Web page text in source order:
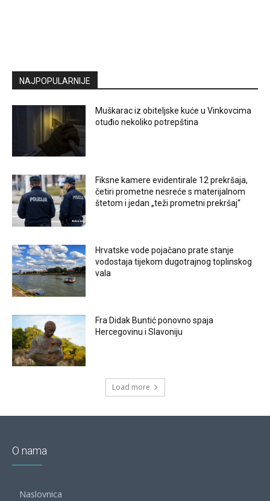
NAJPOPULARNIJE
Muškarac iz obiteljske kuće u Vinkovcima
otuđio nekoliko potrepština
Fiksne kamere evidentirale 12 prekršaja,
četiri prometne nesreće s materijalnom
štetom i jedan „teži prometni prekršaj“
Hrvatske vode pojačano prate stanje
vodostaja tijekom dugotrajnog toplinskog
vala
Fra Didak Buntić ponovno spaja
Hercegovinu i Slavoniju
Load more
O nama
Naslovnica